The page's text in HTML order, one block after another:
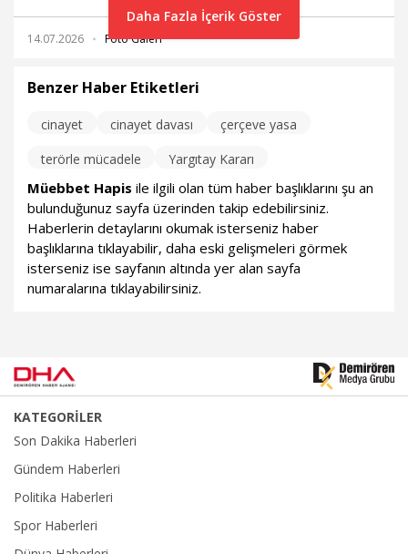
14.07.2026 Foto Galeri
Daha Fazla İçerik Göster
Benzer Haber Etiketleri
cinayet cinayet davası
çerçeve yasa
terörle mücadele
Yargıtay Kararı
Müebbet Hapis ile ilgili olan tüm haber başlıklarını şu an
bulunduğunuz sayfa üzerinden takip edebilirsiniz.
Haberlerin detaylarını okumak isterseniz haber
başlıklarına tıklayabilir, daha eski gelişmeleri görmek
isterseniz ise sayfanın altında yer alan sayfa
numaralarına tıklayabilirsiniz.
KATEGORİLER
Son Dakika Haberleri
Gündem Haberleri
Politika Haberleri
Spor Haberleri